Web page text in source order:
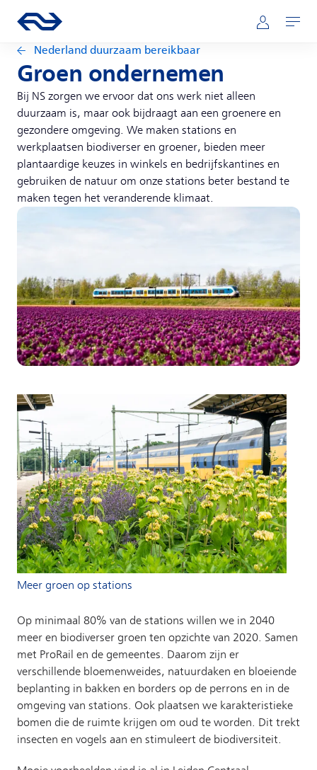
Hoofdnavigatie
Ga naar de homepage van ns.nl Mijn NS
Openen
Nederland duurzaam bereikbaar
Groen ondernemen
Bij NS zorgen we ervoor dat ons werk niet alleen
duurzaam is, maar ook bijdraagt aan een groenere en
gezondere omgeving. We maken stations en
werkplaatsen biodiverser en groener, bieden meer
plantaardige keuzes in winkels en bedrijfskantines en
gebruiken de natuur om onze stations beter bestand te
maken tegen het veranderende klimaat.
Meer groen op stations